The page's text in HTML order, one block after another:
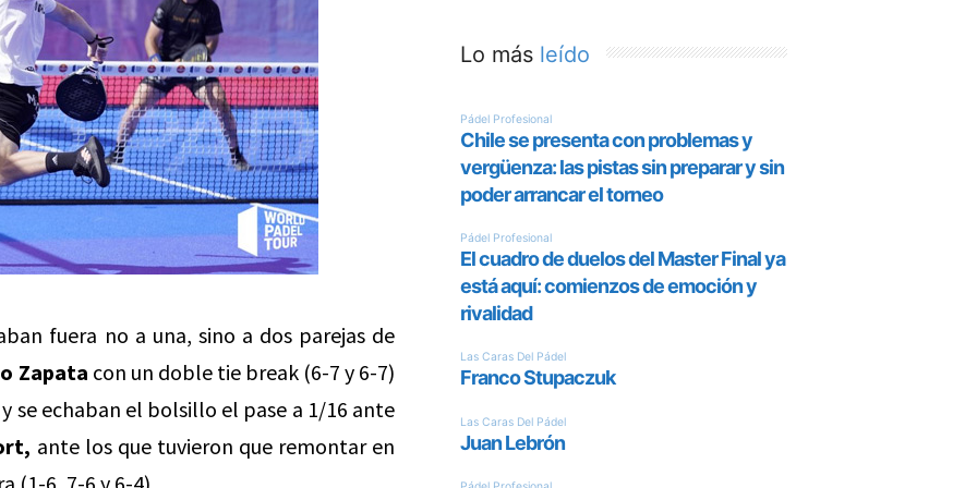
fuera no a una, sino a dos parejas de
Zapata con un doble tie break (6-7 y 6-7)
se echaban el bolsillo el pase a 1/16 ante
ante los que tuvieron que remontar en
Lo más leído